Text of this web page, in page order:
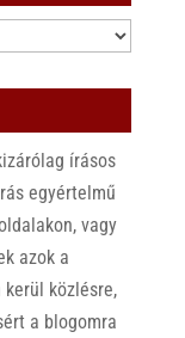
írásos
egyértelmű
vagy
azok a
közlésre,
a blogomra